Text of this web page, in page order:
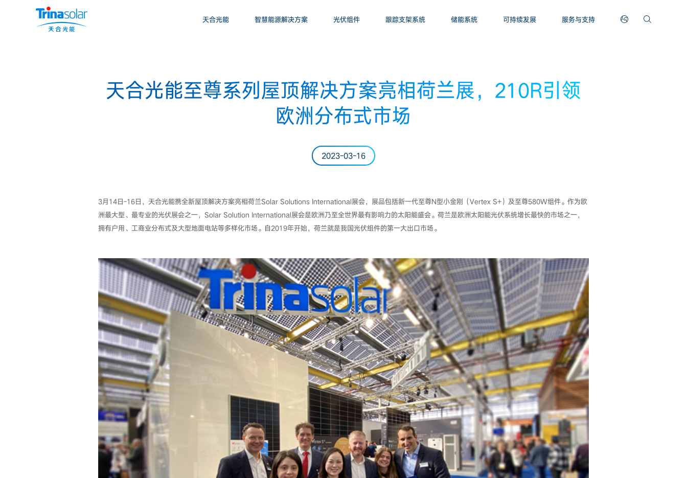
天合光能 智慧能源解决方案 光伏组件 跟踪支架系统 储能系统 可持续发展 服务与支持
天合光能至尊系列屋顶解决方案亮相荷兰展，210R引领
欧洲分布式市场
2023-03-16
3月14日-16日，天合光能携全新屋顶解决方案亮相荷兰Solar Solutions International展会，展品包括新一代至尊N型小金刚（Vertex S+）及至尊580W组件。作为欧
洲最大型、最专业的光伏展会之一，Solar Solution International展会是欧洲乃至全世界最有影响力的太阳能盛会。荷兰是欧洲太阳能光伏系统增长最快的市场之一，
拥有户用、工商业分布式及大型地面电站等多样化市场。自2019年开始，荷兰就是我国光伏组件的第一大出口市场。